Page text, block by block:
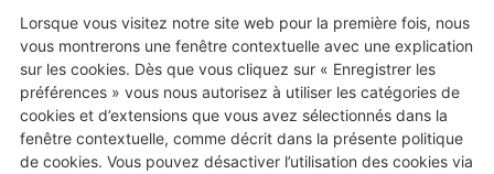
Lorsque vous visitez notre site web pour la première fois, nous
vous montrerons une fenêtre contextuelle avec une explication
sur les cookies. Dès que vous cliquez sur « Enregistrer les
préférences » vous nous autorisez à utiliser les catégories de
cookies et d’extensions que vous avez sélectionnés dans la
fenêtre contextuelle, comme décrit dans la présente politique
de cookies. Vous pouvez désactiver l’utilisation des cookies via